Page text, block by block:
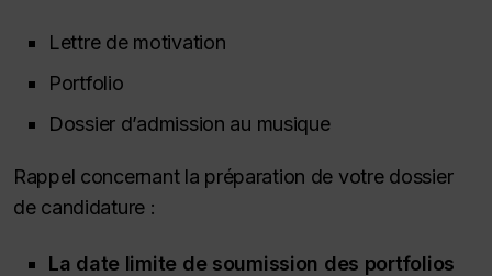
Lettre de motivation
Portfolio
Dossier d’admission au musique
Rappel concernant la préparation de votre dossier
de candidature :
La date limite de soumission des portfolios